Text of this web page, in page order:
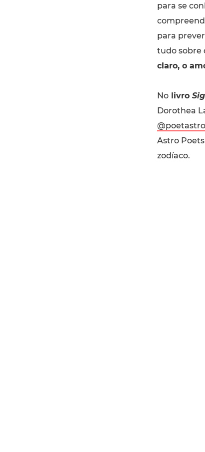
para se
para
tudo sobre
claro, o
Nolivro
Dorothea
Astro
zodíaco.